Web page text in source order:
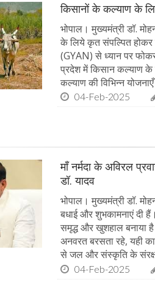
किसानों के कल्याण के
भोपाल। मुख्यमंत्री डॉ.
के लिये कृत संपल्पित होकर
(GYAN) से ध्यान पर
प्रदेश में किसान कल्याण के
कल्याण की विभिन्न
04-Feb-2025
माँ नर्मदा के अविरल
डॉ. यादव
भोपाल। मुख्यमंत्री डॉ.
बधाई और शुभकामनाएं दी
समृद्ध और खुशहाल बनाया
अनवरत बरसता रहे, यही
से जल और संस्कृति के
04-Feb-2025